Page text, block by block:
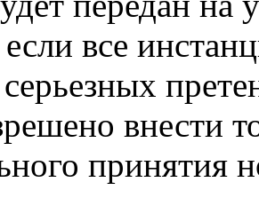
все
внести
принятия